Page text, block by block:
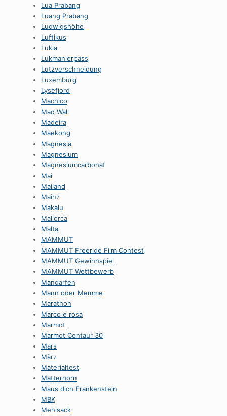
Lua Prabang
Luang Prabang
Ludwigshöhe
Luftikus
Lukla
Lukmanierpass
Lutzverschneidung
Luxemburg
Lysefjord
Machico
Mad Wall
Madeira
Maekong
Magnesia
Magnesium
Magnesiumcarbonat
Mai
Mailand
Mainz
Makalu
Mallorca
Malta
MAMMUT
MAMMUT Freeride Film Contest
MAMMUT Gewinnspiel
MAMMUT Wettbewerb
Mandarfen
Mann oder Memme
Marathon
Marco e rosa
Marmot
Marmot Centaur 30
Mars
März
Materialtest
Matterhorn
Maus dich Frankenstein
MBK
Mehlsack